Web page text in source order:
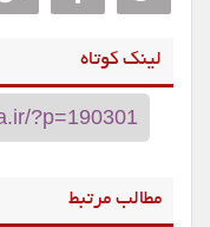
لینک کوتاه
مطالب مرتبط